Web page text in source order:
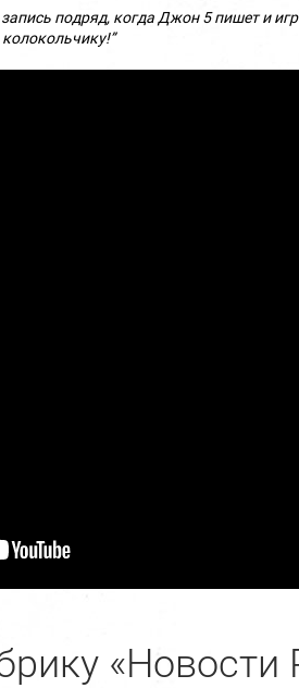
запись подряд, когда Джон 5 пишет и
«Новости